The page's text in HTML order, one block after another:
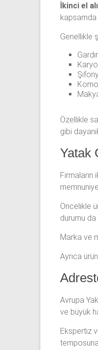
İkinci el
kapsamda
Genellikle
Özellikle
gibi
Yatak
Firmaların
Öncelikle
durumu da
Marka ve
Ayrıca
Avrupa
ve büyük
Ekspertiz